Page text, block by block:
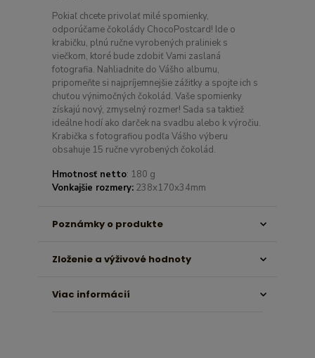
Pokiaľ chcete privolať milé spomienky,
odporúčame čokolády ChocoPostcard! Ide o
krabičku, plnú ručne vyrobených praliniek s
viečkom, ktoré bude zdobiť Vami zaslaná
fotografia. Nahliadnite do Vášho albumu,
pripomeňte si najpríjemnejšie zážitky a spojte ich s
chuťou výnimočných čokolád. Vaše spomienky
získajú nový, zmyselný rozmer! Sada sa taktiež
ideálne hodí ako darček na svadbu alebo k výročiu.
Krabička s fotografiou podľa Vášho výberu
obsahuje 15 ručne vyrobených čokolád.
Hmotnosť netto: 180 g
Vonkajšie rozmery: 238x170x34mm
Poznámky o produkte
Zloženie a výživové hodnoty
Viac informácií